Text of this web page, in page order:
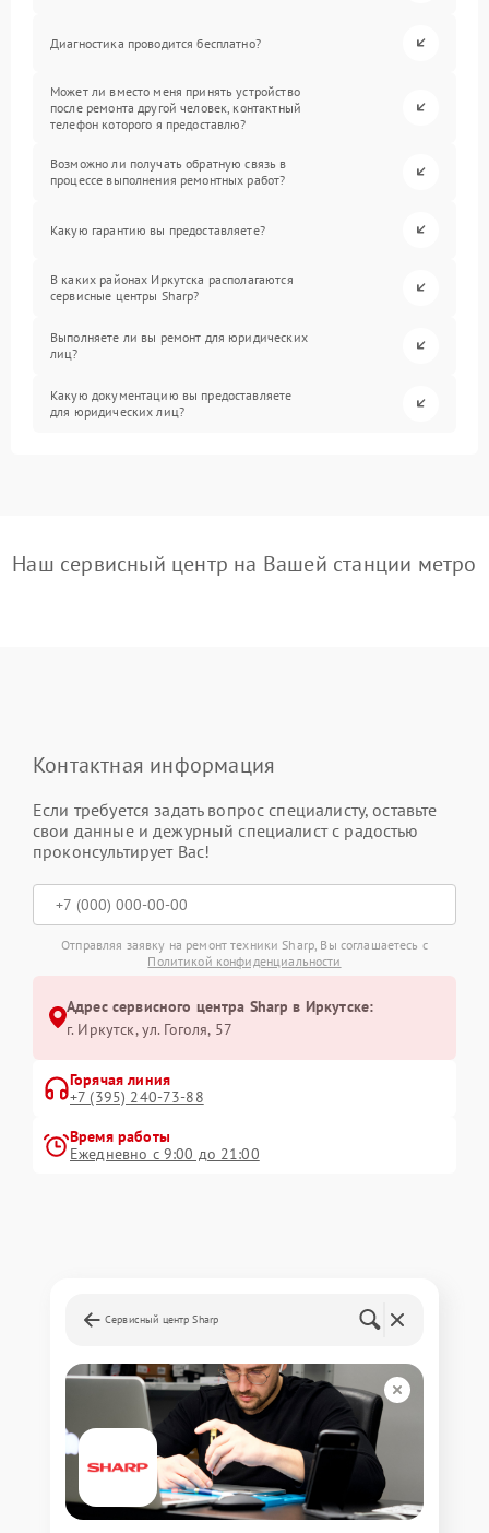
Диагностика проводится бесплатно?
Может ли вместо меня принять устройство
после ремонта другой человек, контактный
телефон которого я предоставлю?
Возможно ли получать обратную связь в
процессе выполнения ремонтных работ?
Какую гарантию вы предоставляете?
В каких районах Иркутска располагаются
сервисные центры Sharp?
Выполняете ли вы ремонт для юридических
лиц?
Какую документацию вы предоставляете
для юридических лиц?
Наш сервисный центр на Вашей станции метро
Контактная информация
Если требуется задать вопрос специалисту, оставьте
свои данные и дежурный специалист с радостью
проконсультирует Вас!
Отправляя заявку на ремонт техники Sharp, Вы соглашаетесь с
Политикой конфиденциальности
Адрес сервисного центра Sharp в Иркутске:
г. Иркутск, ул. ​Гоголя, 57
Горячая линия
+7 (395) 240-73-88
Время работы
Ежедневно с 9:00 до 21:00
Сервисный центр Sharp